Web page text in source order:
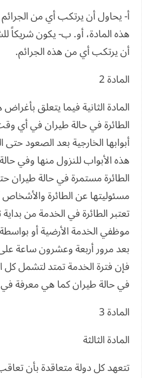
هذه المادة، أو. ب- يكون
أن يرتكب أي من هذه الجرائم.
المادة 2
الطائرة في حالة طيران في أي
أبوابها الخارجية بعد الصعود
هذه الأبواب للنزول منها وفي
الطائرة مستمرة في حالة
تعتبر الطائرة في الخدمة من
موظفي الخدمة الأرضية أو
بعد مرور أربعة وعشرون ساعة
فإن فترة الخدمة تمتد لتشمل كل
في حالة طيران كما هي معرفة في
المادة 3
المادة الثالثة
تتعهد كل دولة متعاقدة بأن